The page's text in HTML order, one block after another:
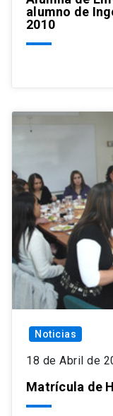
alumno de
2010
Noticias
18 de Abril de
Matrícula de